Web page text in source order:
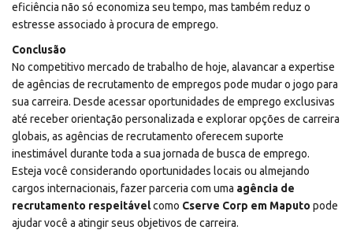
eficiência não só economiza seu tempo, mas também reduz o
estresse associado à procura de emprego.
Conclusão
No competitivo mercado de trabalho de hoje, alavancar a expertise
de agências de recrutamento de empregos pode mudar o jogo para
sua carreira. Desde acessar oportunidades de emprego exclusivas
até receber orientação personalizada e explorar opções de carreira
globais, as agências de recrutamento oferecem suporte
inestimável durante toda a sua jornada de busca de emprego.
Esteja você considerando oportunidades locais ou almejando
cargos internacionais, fazer parceria com uma agência de
recrutamento respeitávelcomo Cserve Corp em Maputo pode
ajudar você a atingir seus objetivos de carreira.